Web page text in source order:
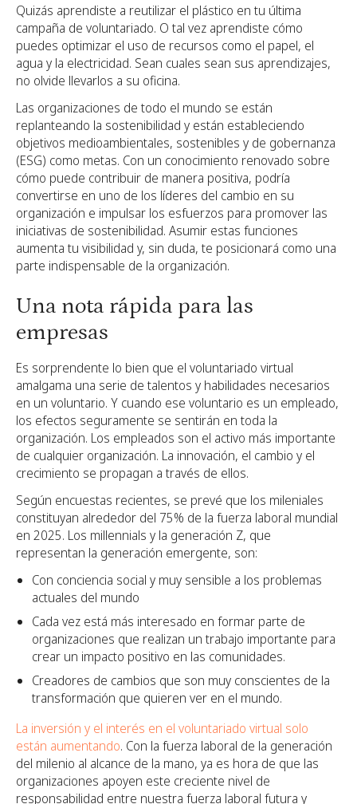
Quizás aprendiste a reutilizar el plástico en tu última
campaña de voluntariado. O tal vez aprendiste cómo
puedes optimizar el uso de recursos como el papel, el
agua y la electricidad. Sean cuales sean sus aprendizajes,
no olvide llevarlos a su oficina.
Las organizaciones de todo el mundo se están
replanteando la sostenibilidad y están estableciendo
objetivos medioambientales, sostenibles y de gobernanza
(ESG) como metas. Con un conocimiento renovado sobre
cómo puede contribuir de manera positiva, podría
convertirse en uno de los líderes del cambio en su
organización e impulsar los esfuerzos para promover las
iniciativas de sostenibilidad. Asumir estas funciones
aumenta tu visibilidad y, sin duda, te posicionará como una
parte indispensable de la organización.
Una nota rápida para las
empresas
Es sorprendente lo bien que el voluntariado virtual
amalgama una serie de talentos y habilidades necesarios
en un voluntario. Y cuando ese voluntario es un empleado,
los efectos seguramente se sentirán en toda la
organización. Los empleados son el activo más importante
de cualquier organización. La innovación, el cambio y el
crecimiento se propagan a través de ellos.
Según encuestas recientes, se prevé que los mileniales
constituyan alrededor del 75% de la fuerza laboral mundial
en 2025. Los millennials y la generación Z, que
representan la generación emergente, son:
Con conciencia social y muy sensible a los problemas
actuales del mundo
Cada vez está más interesado en formar parte de
organizaciones que realizan un trabajo importante para
crear un impacto positivo en las comunidades.
Creadores de cambios que son muy conscientes de la
transformación que quieren ver en el mundo.
La inversión y el interés en el voluntariado virtual solo
están aumentando. Con la fuerza laboral de la generación
del milenio al alcance de la mano, ya es hora de que las
organizaciones apoyen este creciente nivel de
responsabilidad entre nuestra fuerza laboral futura y